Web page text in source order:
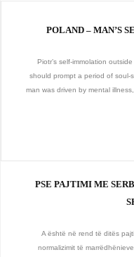
POLAND – MAN’S
Piotr’s self-immolation
should prompt a period of soul-
man was driven by mental
PSE PAJTIMI ME
A është në rend të ditës
normalizimit të